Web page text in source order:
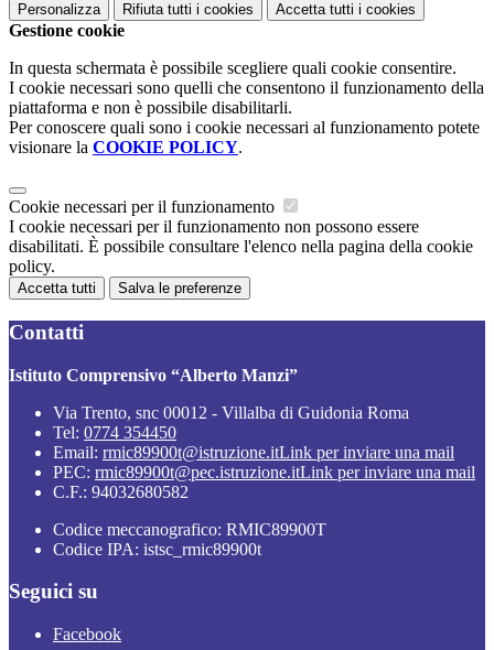
Personalizza Rifiuta tutti i cookies Accetta tutti i cookies
Gestione cookie
In questa schermata è possibile scegliere quali cookie consentire.
I cookie necessari sono quelli che consentono il funzionamento della
piattaforma e non è possibile disabilitarli.
Per conoscere quali sono i cookie necessari al funzionamento potete
visionare la COOKIE POLICY.
Cookie necessari per il funzionamento
I cookie necessari per il funzionamento non possono essere
disabilitati. È possibile consultare l'elenco nella pagina della cookie
policy.
Accetta tutti Salva le preferenze
Contatti
Istituto Comprensivo “Alberto Manzi”
Via Trento, snc 00012 - Villalba di Guidonia Roma
Tel: 0774 354450
Email: rmic89900t@istruzione.itLink per inviare una mail
PEC: rmic89900t@pec.istruzione.itLink per inviare una mail
C.F.: 94032680582
Codice meccanografico: RMIC89900T
Codice IPA: istsc_rmic89900t
Seguici su
Facebook